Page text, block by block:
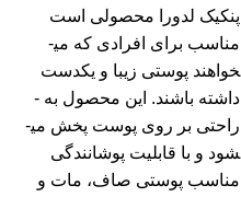
پنکیک لدورا محصولی است
مناسب برای افرادی که می­
خواهند پوستی زیبا و یکدست
داشته باشند. این محصول به ­
راحتی بر روی پوست پخش می­
شود و با قابلیت پوشانندگی
مناسب پوستی صاف، مات و